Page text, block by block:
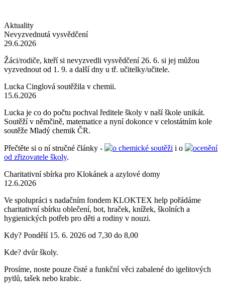
Aktuality
Nevyzvednutá vysvědčení
29.6.2026
Žáci/rodiče, kteří si nevyzvedli vysvědčení 26. 6. si jej můžou
vyzvednout od 1. 9. a další dny u tř. učitelky/učitele.
Lucka Cinglová soutěžila v chemii.
15.6.2026
Lucka je co do počtu pochval ředitele školy v naší škole unikát.
Soutěží v němčině, matematice a nyní dokonce v celostátním kole
soutěže Mladý chemik ČR.
Přečtěte si o ní stručné články - o chemické soutěži i o
ocenění
od zřizovatele školy.
Charitativní sbírka pro Klokánek a azylové domy
12.6.2026
Ve spolupráci s nadačním fondem KLOKTEX help pořádáme
charitativní sbírku oblečení, bot, hraček, knížek, školních a
hygienických potřeb pro děti a rodiny v nouzi.
Kdy? Pondělí 15. 6. 2026 od 7,30 do 8,00
Kde? dvůr školy.
Prosíme, noste pouze čisté a funkční věci zabalené do igelitových
pytlů, tašek nebo krabic.